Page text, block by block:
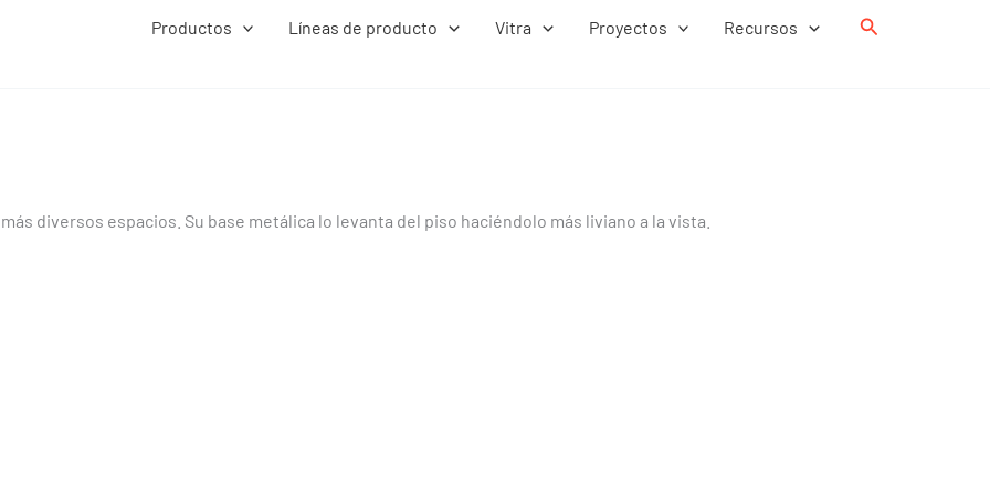
Productos Líneas de producto Vitra Proyectos Recursos Buscar
diversos espacios. Su base metálica lo levanta del piso haciéndolo más liviano a la vista.